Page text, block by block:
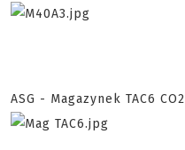
ASG - Magazynek TAC6 CO2